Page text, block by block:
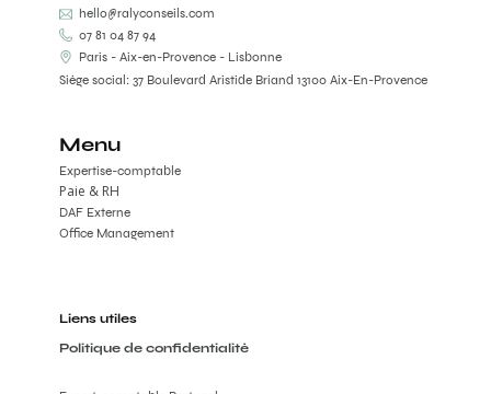
hello@ralyconseils.com
07 81 04 87 94
Paris - Aix-en-Provence - Lisbonne
Siège social: 37 Boulevard Aristide Briand 13100 Aix-En-Provence
Menu
Expertise-comptable
DAF Externe
Office Management
Paie & RH
Liens utiles
Politique de confidentialité